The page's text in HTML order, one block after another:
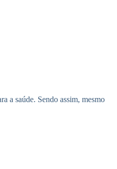
a saúde. Sendo assim, mesmo